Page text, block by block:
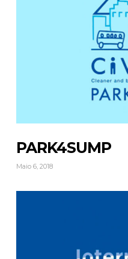
PARK4SUMP
Maio 6, 2018